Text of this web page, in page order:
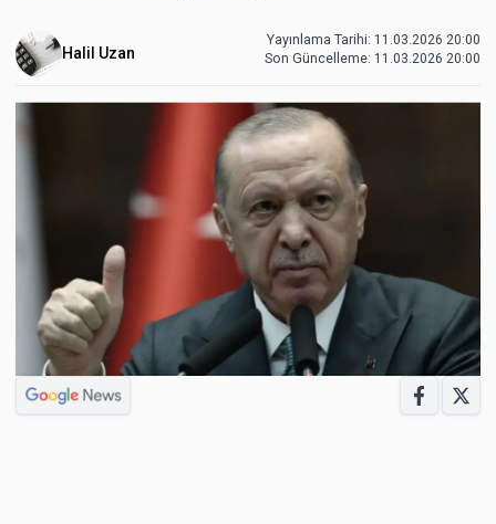
Halil Uzan
Yayınlama Tarihi: 11.03.2026 20:00
Son Güncelleme: 11.03.2026 20:00